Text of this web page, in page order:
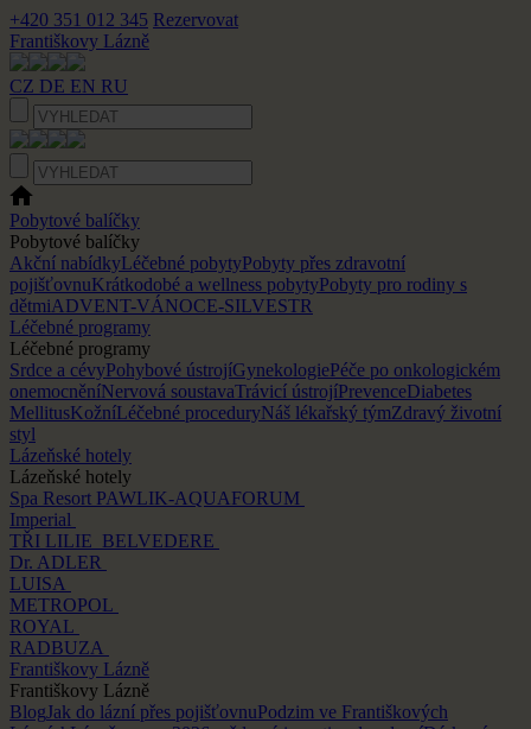
+420 351 012 345 Rezervovat
Františkovy Lázně
CZ DE EN RU
Pobytové balíčky
Pobytové balíčky
Akční nabídkyLéčebné pobytyPobyty přes zdravotní
pojišťovnuKrátkodobé a wellness pobytyPobyty pro rodiny s
dětmiADVENT-VÁNOCE-SILVESTR
Léčebné programy
Léčebné programy
Srdce a cévyPohybové ústrojíGynekologiePéče po onkologickém
onemocněníNervová soustavaTrávicí ústrojíPrevenceDiabetes
MellitusKožníLéčebné proceduryNáš lékařský týmZdravý životní
styl
Lázeňské hotely
Lázeňské hotely
Spa Resort PAWLIK-AQUAFORUM
Imperial
TŘI LILIE BELVEDERE
Dr. ADLER
LUISA
METROPOL
ROYAL
RADBUZA
Františkovy Lázně
Františkovy Lázně
BlogJak do lázní přes pojišťovnuPodzim ve Františkových